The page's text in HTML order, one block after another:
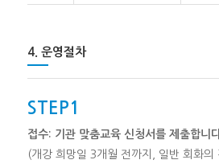
4. 운영절차
STEP1
접수: 기관 맞춤교육 신청서를 제출합니
(개강 희망일 3개월 전까지, 일반 회화의